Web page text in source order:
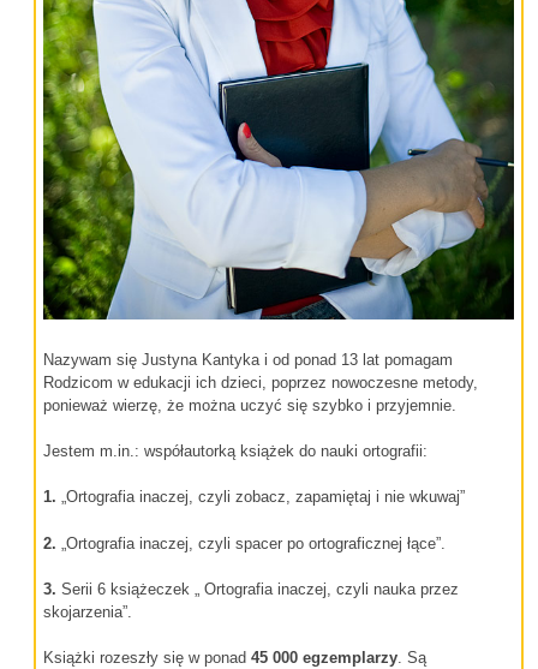
Nazywam się Justyna Kantyka i od ponad 13 lat pomagam
Rodzicom w edukacji ich dzieci, poprzez nowoczesne metody,
ponieważ wierzę, że można uczyć się szybko i przyjemnie.
Jestem m.in.: współautorką książek do nauki ortografii:
1. „Ortografia inaczej, czyli zobacz, zapamiętaj i nie wkuwaj”
2. „Ortografia inaczej, czyli spacer po ortograficznej łące”.
3. Serii 6 książeczek „ Ortografia inaczej, czyli nauka przez
skojarzenia”.
Książki rozeszły się w ponad45 000 egzemplarzy . Są